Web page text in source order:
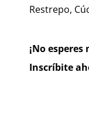
Restrepo,
¡No
Inscríbite